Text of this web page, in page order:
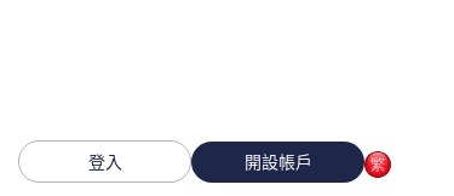
登入 開設帳戶